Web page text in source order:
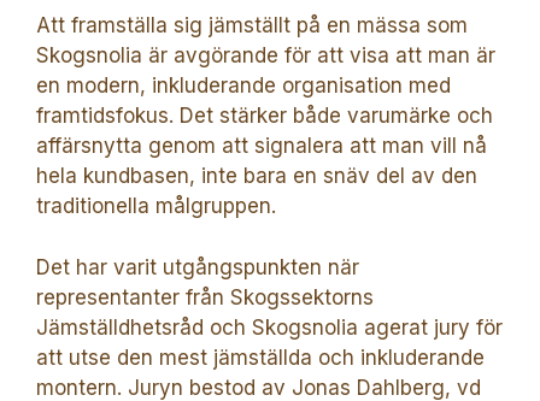
Att framställa sig jämställt på en mässa som
Skogsnolia är avgörande för att visa att man är
en modern, inkluderande organisation med
framtidsfokus. Det stärker både varumärke och
affärsnytta genom att signalera att man vill nå
hela kundbasen, inte bara en snäv del av den
traditionella målgruppen.
Det har varit utgångspunkten när
representanter från Skogssektorns
Jämställdhetsråd och Skogsnolia agerat jury för
att utse den mest jämställda och inkluderande
montern. Juryn bestod av Jonas Dahlberg, vd